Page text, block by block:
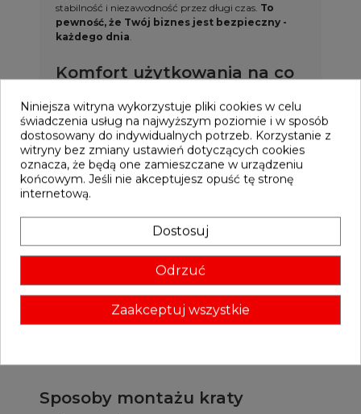
stabilność i niezawodność przez długi czas. To
pewność, że Twój biznes jest bezpieczny -
każdego dnia
Komfort użytkowania na co
dzień
Kraty rolowane to wygoda, która ułatwia codzienne
zarządzanie lokalem. Elektryczny napęd umożliwia
szybkie i ciche otwieranie oraz zamykanie kraty za
pomocą pilota lub przełącznika. Rozwiązanie to
doskonalesprawdza się w sklepach, galeriach
handlowych, punktach usługowych,
lokalach gastronomicznych
szybkie i bezproblemowe zabezpieczenie wejścia.
System zaprojektowany z myślą o intensywnym
użytkowaniu działa płynnie i niezawodnie każdego
dnia, zapewniając komfort obsługi niezależnie od
wielkości otworu.
Sposoby montażu kraty
Niniejsza witryna wykorzystuje pliki cookies w celu
świadczenia usług na najwyższym poziomie i w sposób
dostosowany do indywidualnych potrzeb. Korzystanie z
witryny bez zmiany ustawień dotyczących cookies
oznacza, że będą one zamieszczane w urządzeniu
końcowym. Jeśli nie akceptujesz opuść tę stronę
internetową.
Dostosuj
Odrzuć
Zaakceptuj wszystkie